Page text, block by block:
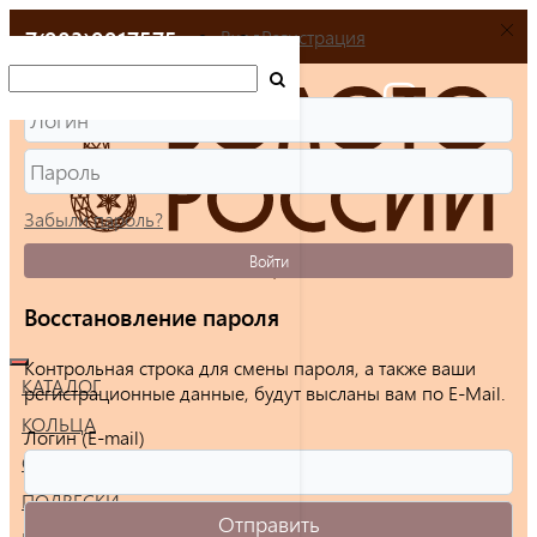
+7(903)9917575
КАТАЛОГ
КОЛЬЦА
СЕРЬГИ
ПОДВЕСКИ
ВходРегистрация
Забыли пароль?
Войти
Восстановление пароля
Контрольная строка для смены пароля, а также ваши
регистрационные данные, будут высланы вам по E-Mail.
Логин (E-mail)